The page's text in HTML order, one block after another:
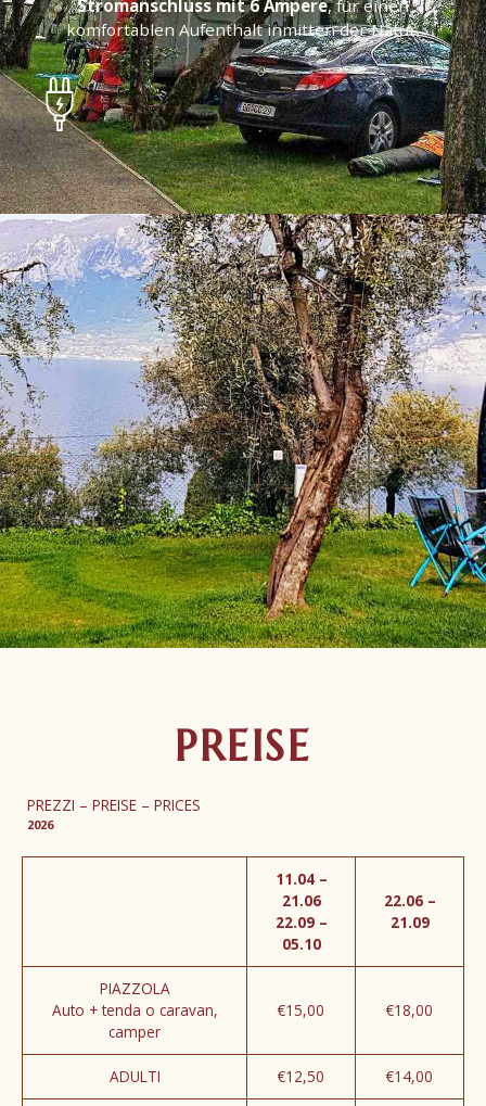
Stromanschluss mit 6 Ampere, für einen
komfortablen Aufenthalt inmitten der Natur.
PREISE
PREZZI – PREISE – PRICES
2026
11.04 –
21.06
22.09 –
05.10
22.06 –
21.09
PIAZZOLA
Auto + tenda o caravan,
camper
€15,00 €18,00
ADULTI €12,50 €14,00